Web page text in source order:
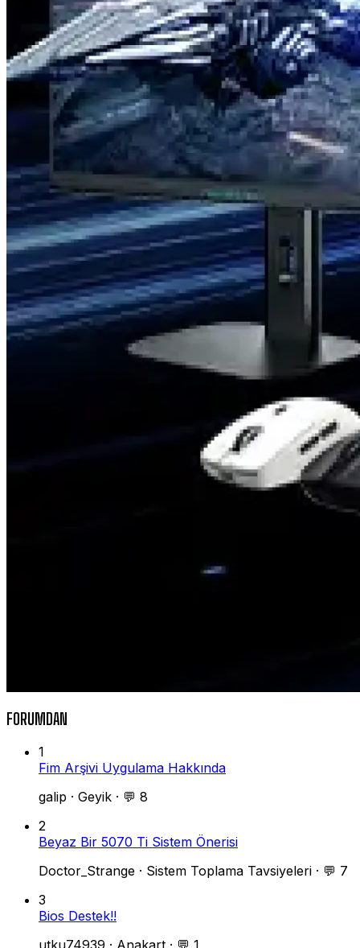
FORUMDAN
1
Fim Arşivi Uygulama Hakkında
galip · Geyik · 💬 8
2
Beyaz Bir 5070 Ti Sistem Önerisi
Doctor_Strange · Sistem Toplama Tavsiyeleri · 💬 7
3
Bios Destek!!
utku74939 · Anakart · 💬 1